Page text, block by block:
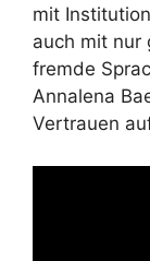
mit
auch mit nur
fremde
Annalena
Vertrauen